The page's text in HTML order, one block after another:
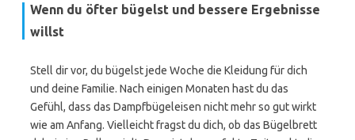
Wenn du öfter bügelst und bessere Ergebnisse
willst
Stell dir vor, du bügelst jede Woche die Kleidung für dich
und deine Familie. Nach einigen Monaten hast du das
Gefühl, dass das Dampfbügeleisen nicht mehr so gut wirkt
wie am Anfang. Vielleicht fragst du dich, ob das Bügelbrett